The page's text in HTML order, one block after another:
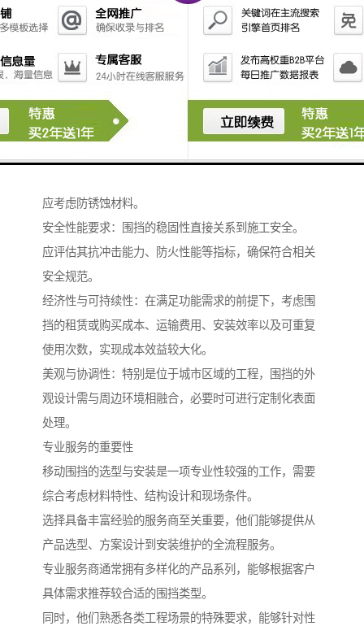
用于城市道路、公共场所的施工维护。
这类围挡往往结构稳固，表面可进行美化处理，与城市
景观相协调。
选型关键因素分析
在选择移动围挡时，需综合考虑多方面因素：
工程需求与环境条件：根据施工周期长短、场地地形、
应考虑防锈蚀材料。
安全性能要求：围挡的稳固性直接关系到施工安全。
应评估其抗冲击能力、防火性能等指标，确保符合相关
安全规范。
经济性与可持续性：在满足功能需求的前提下，考虑围
挡的租赁或购买成本、运输费用、安装效率以及可重复
使用次数，实现成本效益较大化。
美观与协调性：特别是位于城市区域的工程，围挡的外
观设计需与周边环境相融合，必要时可进行定制化表面
处理。
专业服务的重要性
移动围挡的选型与安装是一项专业性较强的工作，需要
综合考虑材料特性、结构设计和现场条件。
选择具备丰富经验的服务商至关重要，他们能够提供从
产品选型、方案设计到安装维护的全流程服务。
专业服务商通常拥有多样化的产品系列，能够根据客户
具体需求推荐较合适的围挡类型。
同时，他们熟悉各类工程场景的特殊要求，能够针对性